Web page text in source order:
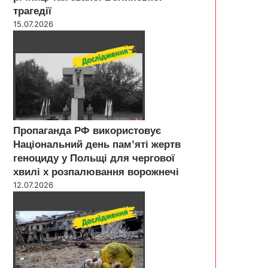
трагедії
15.07.2026
Пропаганда РФ використовує
Національний день пам’яті жертв
геноциду у Польщі для чергової
хвилі х розпалювання ворожнечі
12.07.2026